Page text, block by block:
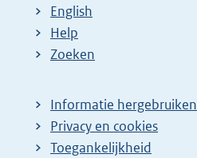
n
a
English
Help
Zoeken
Informatie hergebruiken
Privacy en cookies
Toegankelijkheid